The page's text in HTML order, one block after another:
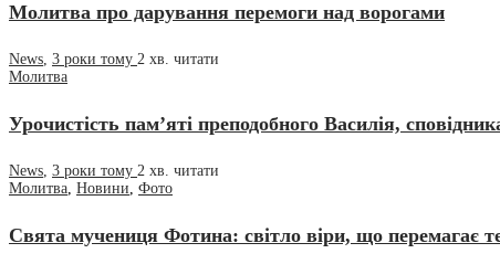
Молитва про дарування перемоги над ворогами
News, 3 роки тому 2 хв. читати
Молитва
Урочистість пам’яті преподобного Василія,
News 3 роки тому 2 хв. читати
Молитва Новини Фото
Свята мучениця Фотина: світло віри, що перемагає